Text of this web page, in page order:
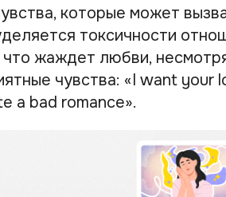
которые может
токсичности
что жаждет любви,
чувства: «I want your
a bad romance».